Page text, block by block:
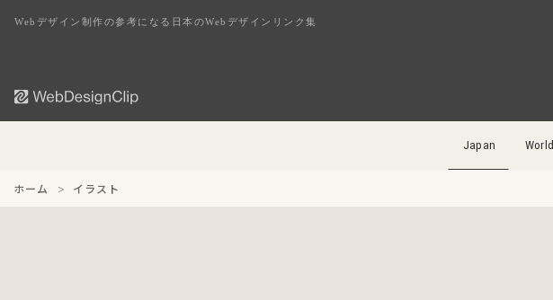
Webデザイン制作の参考になる日本のWebデザインリンク集
Japan World
ホーム イラスト